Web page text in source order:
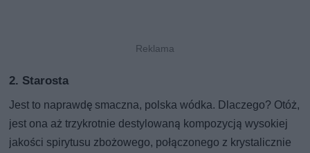
2. Starosta
Jest to naprawdę smaczna, polska wódka. Dlaczego? Otóż,
jest ona aż trzykrotnie destylowaną kompozycją wysokiej
jakości spirytusu zbożowego, połączonego z krystalicznie